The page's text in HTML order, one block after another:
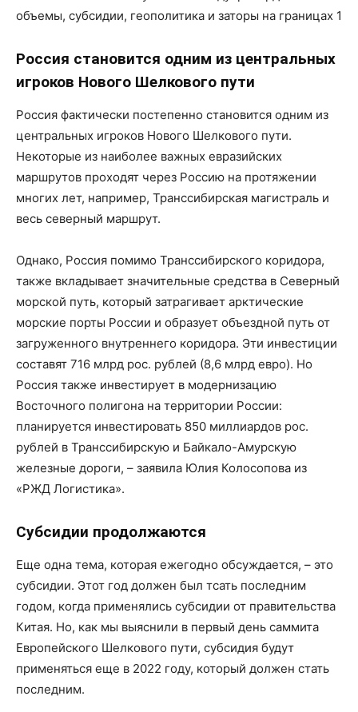
Россия становится одним из центральных
игроков Нового Шелкового пути
Россия фактически постепенно становится одним из
центральных игроков Нового Шелкового пути.
Некоторые из наиболее важных евразийских
маршрутов проходят через Россию на протяжении
многих лет, например, Транссибирская магистраль и
весь северный маршрут.
Однако, Россия помимо Транссибирского коридора,
также вкладывает значительные средства в Северный
морской путь, который затрагивает арктические
морские порты России и образует объездной путь от
загруженного внутреннего коридора. Эти инвестиции
составят 716 млрд рос. рублей (8,6 млрд евро). Но
Россия также инвестирует в модернизацию
Восточного полигона на территории России:
планируется инвестировать 850 миллиардов рос.
рублей в Транссибирскую и Байкало-Амурскую
железные дороги, – заявила Юлия Колосопова из
«РЖД Логистика».
Субсидии продолжаются
Еще одна тема, которая ежегодно обсуждается, – это
субсидии. Этот год должен был тсать последним
годом, когда применялись субсидии от правительства
Китая. Но, как мы выяснили в первый день саммита
Европейского Шелкового пути, субсидия будут
применяться еще в 2022 году, который должен стать
последним.